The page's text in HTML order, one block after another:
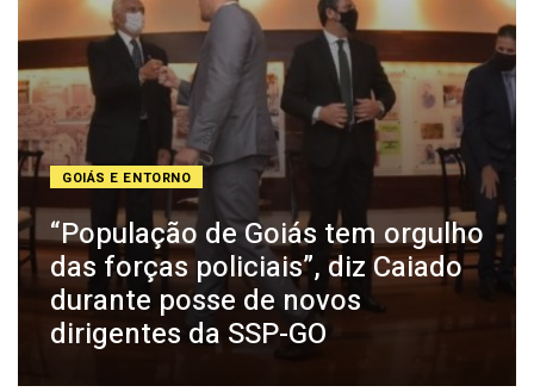
GOIÁS E ENTORNO
“População de Goiás tem orgulho
das forças policiais”, diz Caiado
durante posse de novos
dirigentes da SSP-GO